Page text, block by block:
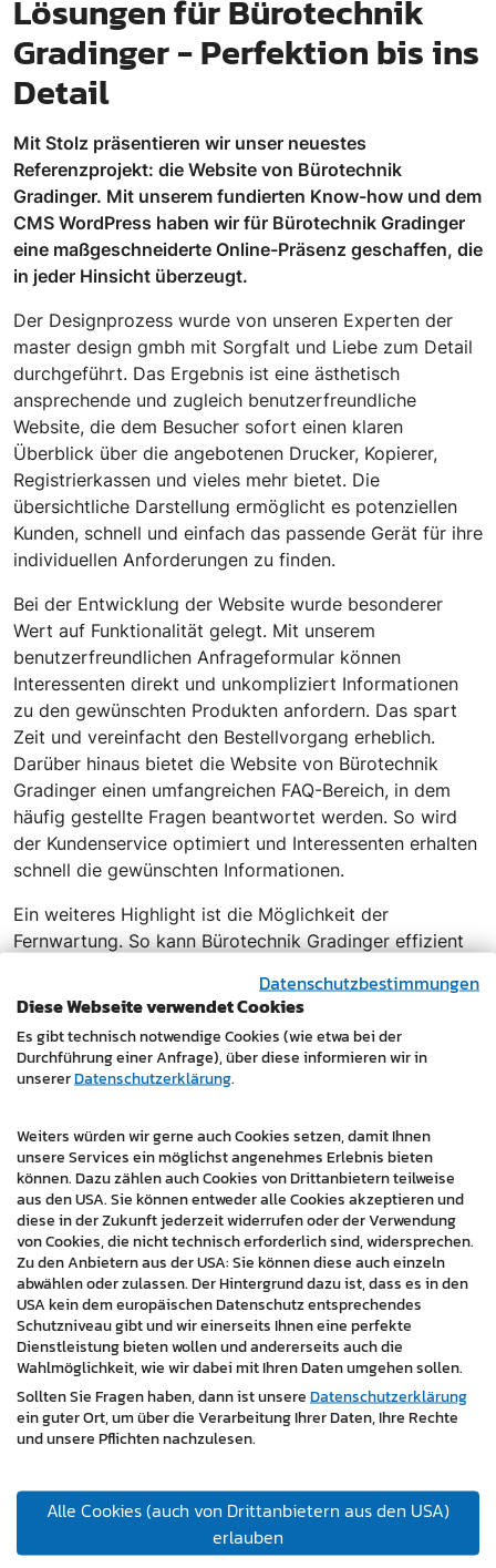
Lösungen für Bürotechnik
Gradinger - Perfektion bis ins
Detail
Mit Stolz präsentieren wir unser neuestes
Referenzprojekt: die Website von Bürotechnik
Gradinger. Mit unserem fundierten Know-how und dem
CMS WordPress haben wir für Bürotechnik Gradinger
eine maßgeschneiderte Online-Präsenz geschaffen, die
in jeder Hinsicht überzeugt.
Der Designprozess wurde von unseren Experten der
master design gmbh mit Sorgfalt und Liebe zum Detail
durchgeführt. Das Ergebnis ist eine ästhetisch
ansprechende und zugleich benutzerfreundliche
Website, die dem Besucher sofort einen klaren
Überblick über die angebotenen Drucker, Kopierer,
Registrierkassen und vieles mehr bietet. Die
übersichtliche Darstellung ermöglicht es potenziellen
Kunden, schnell und einfach das passende Gerät für ihre
individuellen Anforderungen zu finden.
Bei der Entwicklung der Website wurde besonderer
Wert auf Funktionalität gelegt. Mit unserem
benutzerfreundlichen Anfrageformular können
Interessenten direkt und unkompliziert Informationen
zu den gewünschten Produkten anfordern. Das spart
Zeit und vereinfacht den Bestellvorgang erheblich.
Darüber hinaus bietet die Website von Bürotechnik
Gradinger einen umfangreichen FAQ-Bereich, in dem
häufig gestellte Fragen beantwortet werden. So wird
der Kundenservice optimiert und Interessenten erhalten
schnell die gewünschten Informationen.
Ein weiteres Highlight ist die Möglichkeit der
Fernwartung. So kann Bürotechnik Gradinger effizient
technische Probleme aus der Ferne beheben. Das spart
physische Anwesenheit vor Ort erforderlich ist. Wir
haben dafür gesorgt, dass diese Funktion nahtlos in die
an Komfort bietet.
Neben Design und Funktionalität haben wir auch die
SEO-Optimierung nicht vernachlässigt. Die Website ist
für Suchmaschinen optimiert, um eine maximale
Sichtbarkeit in den Suchergebnissen zu gewährleisten.
So können potenzielle Kunden die Website leicht finden
und sich von der Produktpalette und dem
professionellen Service von Bürotechnik Gradinger
überzeugen.
https://www.gradinger.at/
Datenschutzbestimmungen
Diese Webseite verwendet Cookies
Es gibt technisch notwendige Cookies (wie etwa bei der
Durchführung einer Anfrage), über diese informieren wir in
unsererDatenschutzerklärung.
Weiters würden wir gerne auch Cookies setzen, damit Ihnen
unsere Services ein möglichst angenehmes Erlebnis bieten
können. Dazu zählen auch Cookies von Drittanbietern teilweise
aus den USA. Sie können entweder alle Cookies akzeptieren und
diese in der Zukunft jederzeit widerrufen oder der Verwendung
von Cookies, die nicht technisch erforderlich sind, widersprechen.
Zu den Anbietern aus der USA: Sie können diese auch einzeln
abwählen oder zulassen. Der Hintergrund dazu ist, dass es in den
USA kein dem europäischen Datenschutz entsprechendes
Schutzniveau gibt und wir einerseits Ihnen eine perfekte
Dienstleistung bieten wollen und andererseits auch die
Wahlmöglichkeit, wie wir dabei mit Ihren Daten umgehen sollen.
Sollten Sie Fragen haben, dann ist unsereDatenschutzerklärung
ein guter Ort, um über die Verarbeitung Ihrer Daten, Ihre Rechte
und unsere Pflichten nachzulesen.
Alle Cookies (auch von Drittanbietern aus den USA)
erlauben